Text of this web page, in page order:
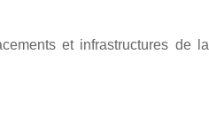
et infrastructures de la